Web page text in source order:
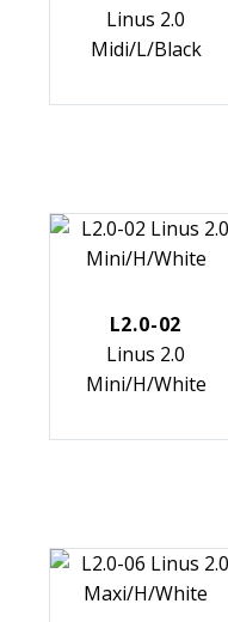
Linus 2.0
Midi/L/Black
L2.0-02
Linus 2.0
Mini/H/White